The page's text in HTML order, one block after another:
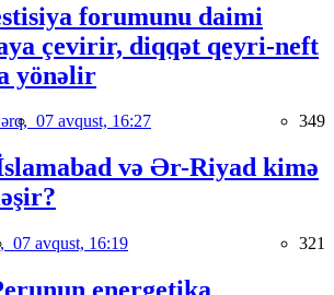
forumunu daimi
çevirir, diqqət qeyri-neft
yönəlir
07 avqust, 16:27 349
və Ər-Riyad kimə
07 avqust, 16:19 321